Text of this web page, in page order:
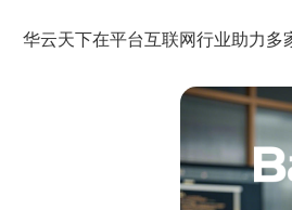
华云天下在平台互联网行业助力